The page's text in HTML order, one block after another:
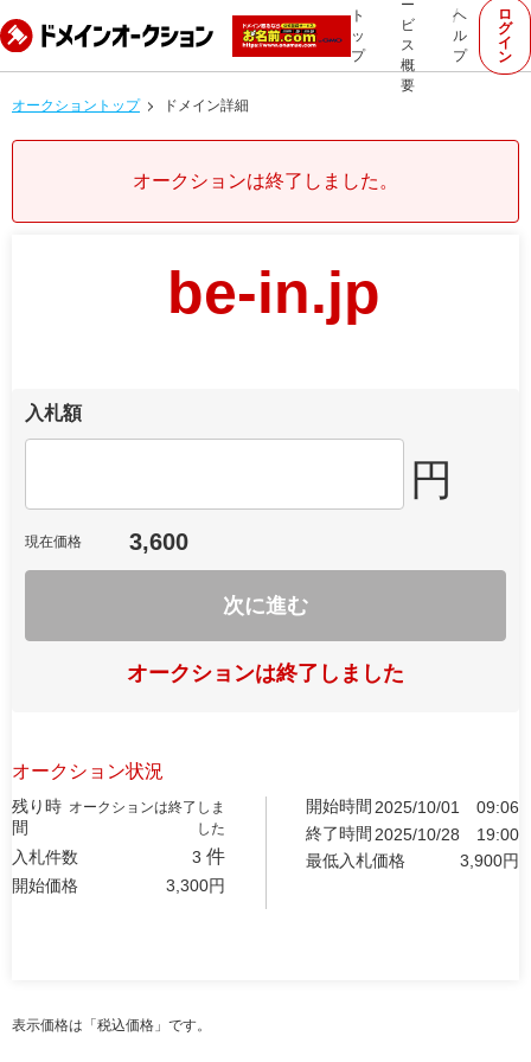
ト
ッ
プ
ー
ビ
ス
概
要
ヘ
ル
プ
ロ
グ
イ
ン
オークショントップ ドメイン詳細
オークションは終了しました。
be-in.jp
入札額
円
現在価格 3,600
次に進む
オークションは終了しました
オークション状況
残り時
間
オークションは終了しま
した
入札件数 3 件
開始価格 3,300円
開始時間 2025/10/01
09:06
終了時間 2025/10/28
19:00
最低入札価格
3,900円
表示価格は「税込価格」です。